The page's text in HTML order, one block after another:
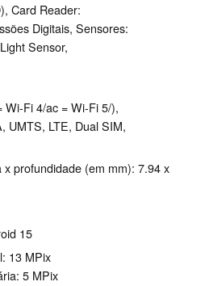
Card Reader:
Digitais, Sensores:
Sensor,
Wi-Fi 4/ac = Wi-Fi 5/),
UMTS, LTE, Dual SIM,
x profundidade (em mm): 7.94 x
15
13 MPix
5 MPix